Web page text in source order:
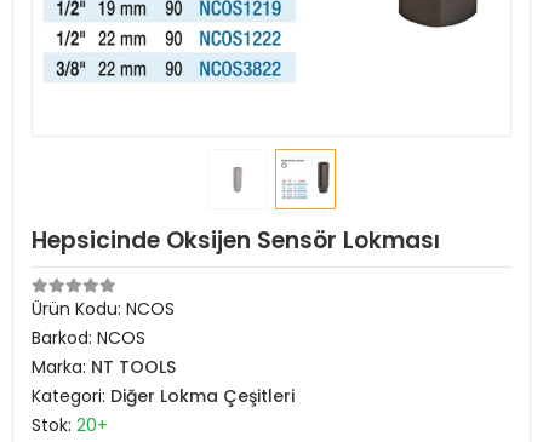
Hepsicinde Oksijen Sensör Lokması
Ürün Kodu: NCOS
Barkod: NCOS
Marka: NT TOOLS
Kategori: Diğer Lokma Çeşitleri
Stok: 20+